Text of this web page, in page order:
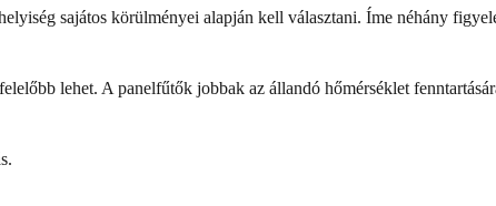
sajátos körülményei alapján kell választani. Íme néhány
lehet. A panelfűtők jobbak az állandó hőmérséklet